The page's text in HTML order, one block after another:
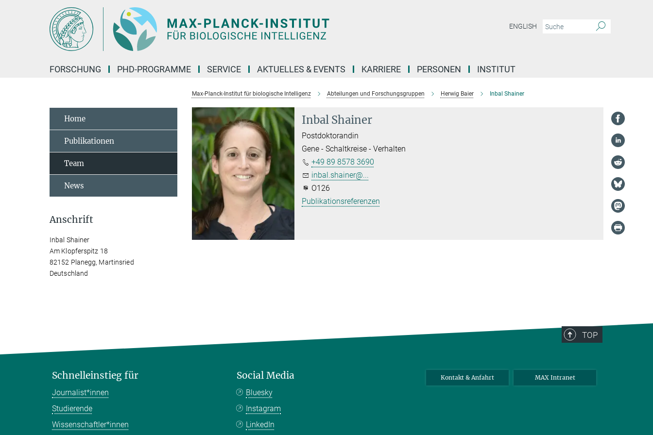
ENGLISH
FORSCHUNG PHD-PROGRAMME SERVICE AKTUELLES & EVENTS KARRIERE PERSONEN INSTITUT
Max-Planck-Institut für biologische Intelligenz Abteilungen und Forschungsgruppen Herwig Baier Inbal Shainer
Inbal Shainer
Postdoktorandin
Gene - Schaltkreise - Verhalten
+49 89 8578 3690
inbal.shainer@...
O126
Publikationsreferenzen
Home
Publikationen
Team
News
Anschrift
Inbal Shainer
Am Klopferspitz 18
82152 Planegg, Martinsried
Deutschland
TOP
Schnelleinstieg für
Journalist*innen
Studierende
Wissenschaftler*innen
Social Media
Bluesky
Instagram
LinkedIn
Kontakt & Anfahrt MAX Intranet